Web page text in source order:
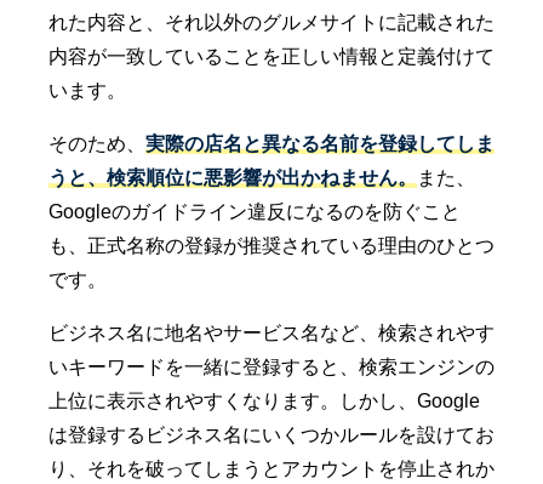
れた内容と、それ以外のグルメサイトに記載された
内容が一致していることを正しい情報と定義付けて
います。
そのため、 実際の店名と異なる名前を登録してしま
うと、検索順位に悪影響が出かねません。
また、
Googleのガイドライン違反になるのを防ぐこと
も、正式名称の登録が推奨されている理由のひとつ
です。
ビジネス名に地名やサービス名など、検索されやす
いキーワードを一緒に登録すると、検索エンジンの
上位に表示されやすくなります。しかし、Google
は登録するビジネス名にいくつかルールを設けてお
り、それを破ってしまうとアカウントを停止されか